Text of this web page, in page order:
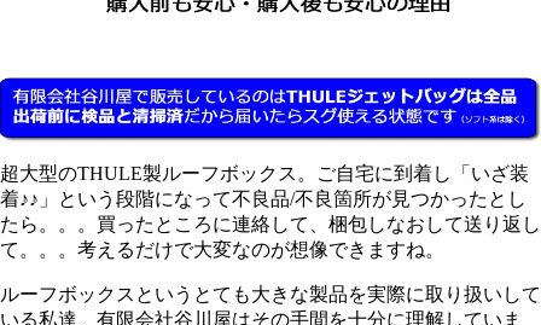
超大型のTHULE製ルーフボックス。ご自宅に到着し「いざ装
着♪♪」という段階になって不良品/不良箇所が見つかったとし
たら。。。買ったところに連絡して、梱包しなおして送り返し
て。。。考えるだけで大変なのが想像できますね。
ルーフボックスというとても大きな製品を実際に取り扱いして
いる私達、有限会社谷川屋はその手間を十分に理解していま